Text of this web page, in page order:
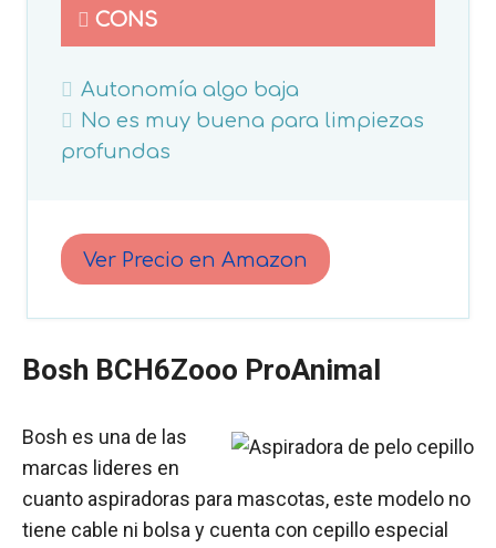
CONS
Autonomía algo baja
No es muy buena para limpiezas
profundas
Ver Precio en Amazon
Bosh BCH6Zooo ProAnimal
Bosh es una de las
marcas lideres en
cuanto aspiradoras para mascotas, este modelo no
tiene cable ni bolsa y cuenta con cepillo especial